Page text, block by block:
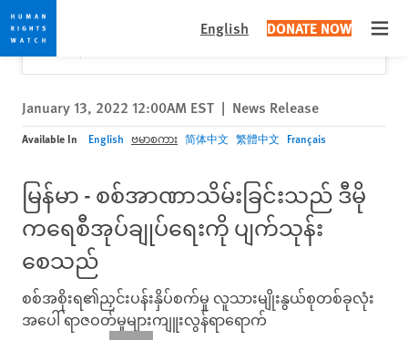
Skip
to
cookie
privacy
notice
Skip
to
main
content
English DONATE NOW
Would you like to read this page in English?
Yes
✕
January 13, 2022 12:00AM EST | News Release
Available In English ဗမာစကား 简体中文 繁體中文 Français
မြန်မာ - စစ်အာဏာသိမ်းခြင်းသည် ဒီမို
ကရေစီအုပ်ချုပ်ရေးကို ပျက်သုန်း
စေသည်
စစ်အစိုးရ၏ညှင်းပန်းနှိပ်စက်မှု လူသားမျိုးနွယ်စုတစ်ခုလုံး
အပေါ် ရာဇဝတ်မှုများကျူးလွန်ရာရောက်